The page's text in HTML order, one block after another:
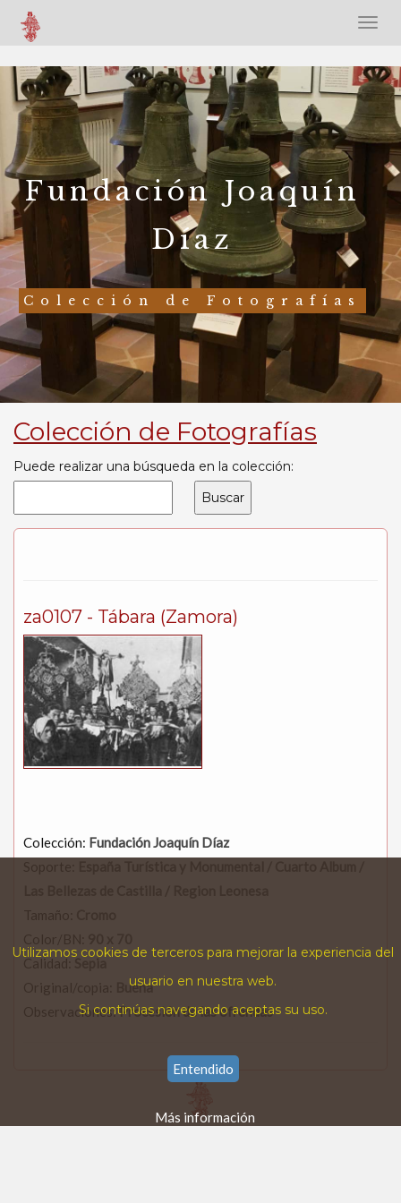
Fundación Joaquín
Díaz
Colección de Fotografías
Colección de Fotografías
Puede realizar una búsqueda en la colección:
za0107 - Tábara (Zamora)
Colección: Fundación Joaquín Díaz
Soporte:
Tamaño:
Color/BN:
Calidad:
Original/copia:
Buena
Observaciones:Procesión de las ofrendas
Utilizamos cookies de terceros para mejorar la experiencia del
usuario en nuestra web.
Si continúas navegando aceptas su uso.
Entendido
Más información